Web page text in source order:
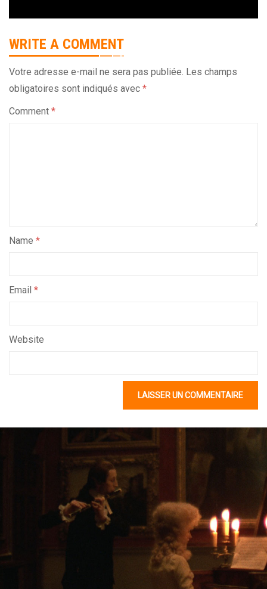
WRITE A COMMENT
Votre adresse e-mail ne sera pas publiée. Les champs
obligatoires sont indiqués avec *
Comment *
Name *
Email *
Website